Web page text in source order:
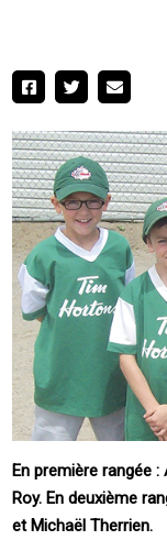
En première rangée
Roy. En deuxième
et Michaël Therrien.